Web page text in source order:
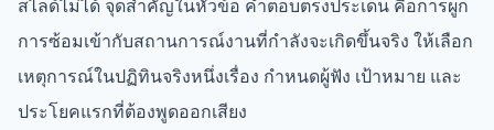
สไลด์ไม่ได้ จุดสำคัญในหัวข้อ คำตอบตรงประเด็น คือการผูก
การซ้อมเข้ากับสถานการณ์งานที่กำลังจะเกิดขึ้นจริง ให้เลือก
เหตุการณ์ในปฏิทินจริงหนึ่งเรื่อง กำหนดผู้ฟัง เป้าหมาย และ
ประโยคแรกที่ต้องพูดออกเสียง